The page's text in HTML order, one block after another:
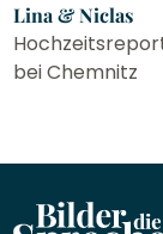
Lina & Niclas
bei Chemnitz